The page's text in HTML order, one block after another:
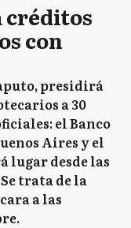
créditos
con
presidirá
a 30
el Banco
Aires y el
lugar desde las
trata de la
a las